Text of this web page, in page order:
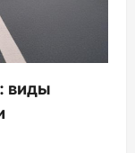
виды